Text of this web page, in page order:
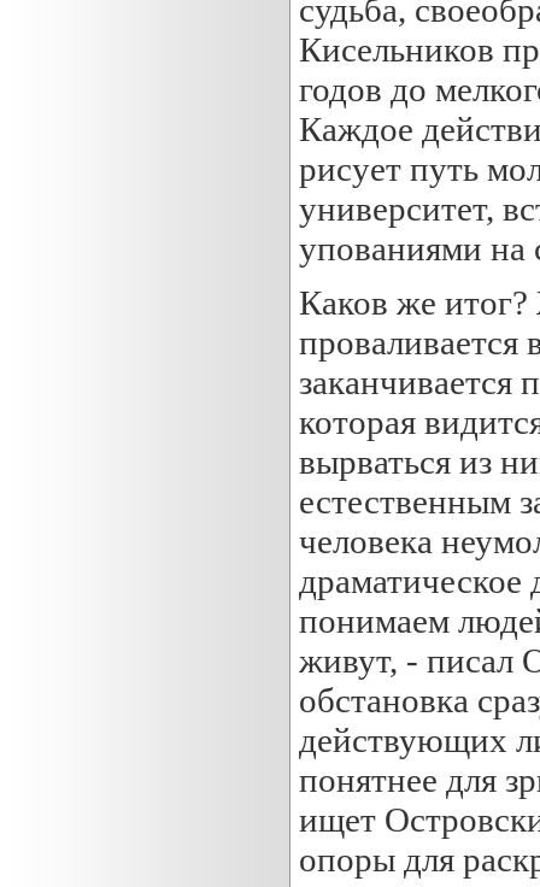
судьба,
Кисельников
годов до
Каждое
рисует путь
университет,
упованиями на
Каков же
проваливается
заканчивается
которая
вырваться из
естественным
человека
понимаем
живут, - писал
обстановка
действующих
понятнее для
ищет
опоры для